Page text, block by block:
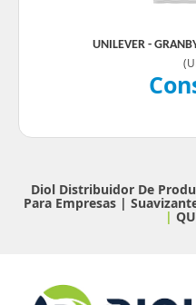
UNILEVER -
(
Diol Distribuidor De
Para Empresas |
|